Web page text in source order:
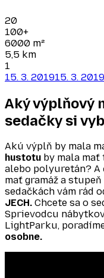
20
100+
6000 m²
5,5 km
1
Publikované
15. 3. 201915. 3. 2019
Aký výplňový
sedačky si
Akú výplň by mala
hustotu by mala
alebo polyuretán? A
mať gramáž a
sedačkách vám rád
JECH. Chcete sa o
Sprievodcu
LightParku,
osobne.